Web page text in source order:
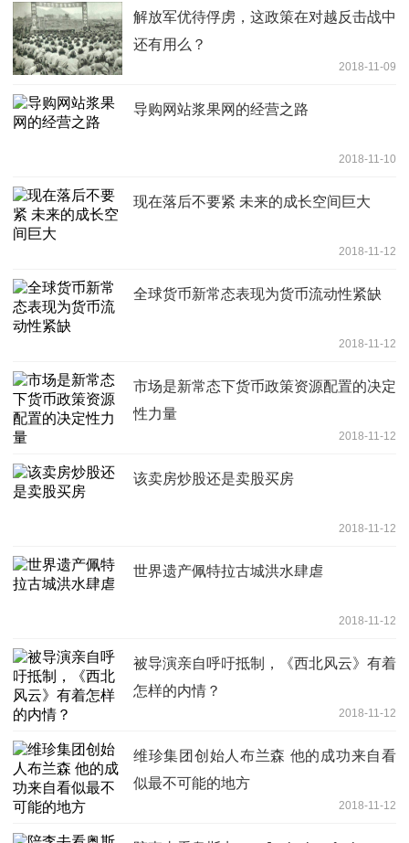
解放军优待俘虏，这政策在对越反击战中
还有用么？
2018-11-09
导购网站浆果网的经营之路
2018-11-10
现在落后不要紧 未来的成长空间巨大
2018-11-12
全球货币新常态表现为货币流动性紧缺
2018-11-12
市场是新常态下货币政策资源配置的决定
性力量
2018-11-12
该卖房炒股还是卖股买房
2018-11-12
世界遗产佩特拉古城洪水肆虐
2018-11-12
被导演亲自呼吁抵制，《西北风云》有着
怎样的内情？
2018-11-12
维珍集团创始人布兰森 他的成功来自看
似最不可能的地方
2018-11-12